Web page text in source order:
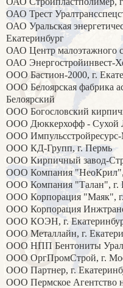
ОАО Трест
ОАО Уральская
Екатеринбург
ОАО Центр малоэтажного
ОАО Энергостройинвест-
ООО Бастион-2000, г.
ООО Белоярская фабрика
Белоярский
ООО Богословский
ООО Дюккерхофф - Сухой
ООО
ООО КД-Групп, г. Пермь
ООО Кирпичный завод-
ООО Компания "НеоКрил",
ООО Компания "Талан", г.
ООО Корпорация "Маяк", г.
ООО Корпорация
ООО КОЭН, г.
ООО Металлайн, г.
ООО НПП Бентониты
ООО ОргПромСтрой, г.
ООО Партнер, г.
ООО Пермское Агентство